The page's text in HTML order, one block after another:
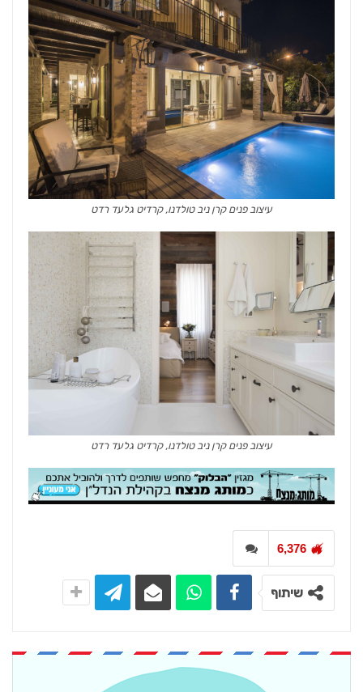
עיצוב פנים קרן ניב טולדנו, קרדיט גלעד רדט
עיצוב פנים קרן ניב טולדנו, קרדיט גלעד רדט
6,376
שיתוף